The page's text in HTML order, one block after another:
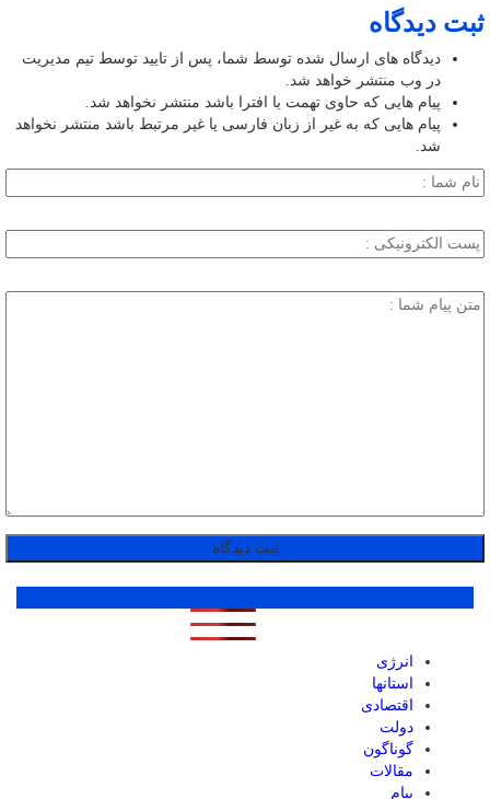
ثبت دیدگاه
دیدگاه های ارسال شده توسط شما، پس از تایید توسط تیم مدیریت
در وب منتشر خواهد شد.
پیام هایی که حاوی تهمت یا افترا باشد منتشر نخواهد شد.
پیام هایی که به غیر از زبان فارسی یا غیر مرتبط باشد منتشر نخواهد
شد.
انرژی
استانها
اقتصادی
دولت
گوناگون
مقالات
پیام